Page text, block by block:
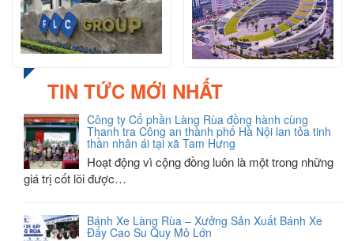
TIN TỨC MỚI NHẤT
Công ty Cổ phần Làng Rùa đồng hành cùng
Thanh tra Công an thành phố Hà Nội lan tỏa tinh
thần nhân ái tại xã Tam Hưng
Hoạt động vì cộng đồng luôn là một trong những
giá trị cốt lõi được…
Bánh Xe Làng Rùa – Xưởng Sản Xuất Bánh Xe
Đẩy Cao Su Quy Mô Lớn